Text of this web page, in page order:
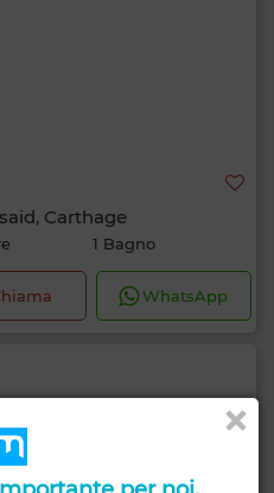
Carthage
1 Bagno
WhatsApp